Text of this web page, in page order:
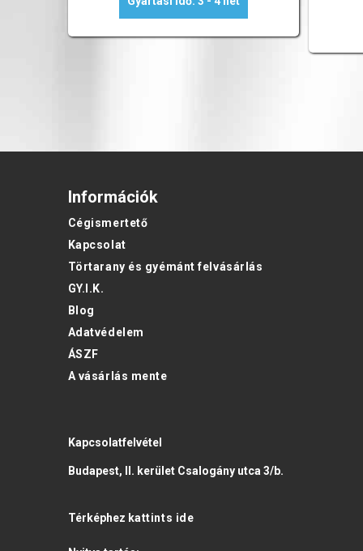
Információk
Cégismertető
Kapcsolat
Törtarany és gyémánt felvásárlás
GY.I.K.
Blog
Adatvédelem
ÁSZF
A vásárlás mente
Kapcsolatfelvétel
Budapest, II. kerület Csalogány utca 3/b.
Térképhez kattints ide